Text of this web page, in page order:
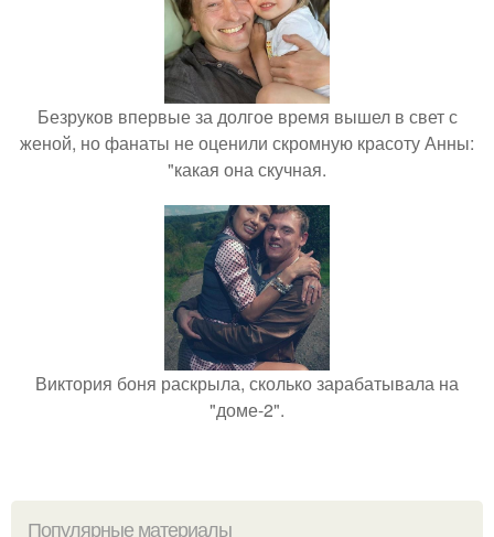
Безруков впервые за долгое время вышел в свет с
женой, но фанаты не оценили скромную красоту Анны:
"какая она скучная.
Виктория боня раскрыла, сколько зарабатывала на
"доме-2".
Популярные материалы